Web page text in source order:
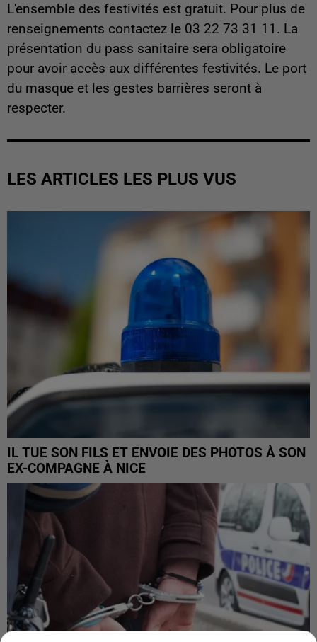
L'ensemble des festivités est gratuit. Pour plus de
renseignements contactez le 03 22 73 31 11. La
présentation du pass sanitaire sera obligatoire
pour avoir accès aux différentes festivités. Le port
du masque et les gestes barrières seront à
respecter.
LES ARTICLES LES PLUS VUS
IL TUE SON FILS ET ENVOIE DES PHOTOS À SON
EX-COMPAGNE À NICE